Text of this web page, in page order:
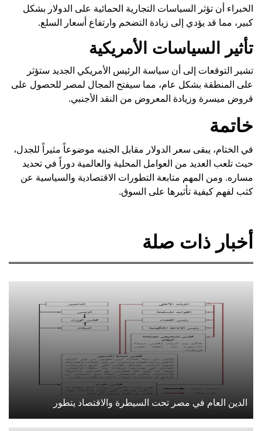
الخبراء أن تؤثر السياسات التجارية الحمائية على الدولار بشكل
كبير، مما قد يؤدي إلى زيادة التضخم وارتفاع أسعار السلع.
تأثير السياسات الأمريكية
تشير التوقعات إلى أن سياسة الرئيس الأمريكي الجديد ستؤثر
على المنطقة بشكل عام، مما سيفتح المجال لمصر للحصول على
قروض ميسرة وزيادة المعروض من النقد الأجنبي.
خاتمة
في الختام، يبقى سعر الدولار مقابل الجنيه موضوعاً مثيراً للجدل،
حيث تلعب العديد من العوامل المحلية والعالمية دوراً في تحديد
مساره. ومن المهم متابعة التطورات الاقتصادية والسياسية عن
كثب لفهم كيفية تأثيرها على السوق.
أخبار ذات صلة
الدين العام في مصر تحت السيطرة والاقتصاد يتطور